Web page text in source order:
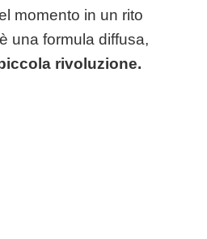
momento in un rito
una formula diffusa,
rivoluzione.